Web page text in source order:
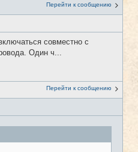
Перейти к сообщению
совместно с
Один ч...
Перейти к сообщению